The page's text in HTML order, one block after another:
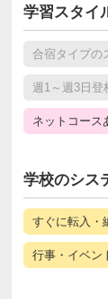
学習スタイ
合宿タイプの
週1～週3日登
ネットコース
学校のシス
すぐに転入・
行事・イベン